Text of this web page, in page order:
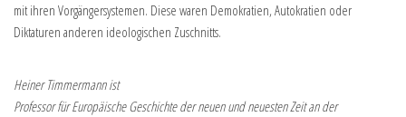
mit ihren Vorgängersystemen. Diese waren Demokratien, Autokratien oder
Diktaturen anderen ideologischen Zuschnitts.
Heiner Timmermann ist
Professor für Europäische Geschichte der neuen und neuesten Zeit an der